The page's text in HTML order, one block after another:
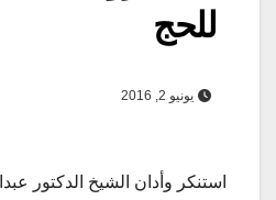
للحج
يونيو 2, 2016
استنكر وأدان الشيخ الدكتور